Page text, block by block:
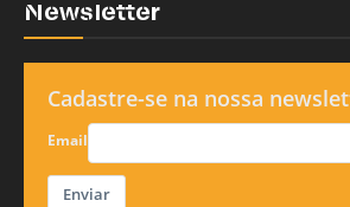
Newsletter
Cadastre-se na nossa
Email
Enviar